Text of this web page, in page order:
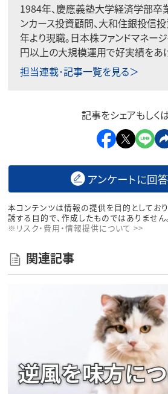
1984年、慶應義塾大学経済学部卒
ンカース投資顧問、大和住銀投信
年より現職。日本株ファンドマネー
円以上の大規模運用で好実績をあげ
担当連載･記事一覧を見る＞
記事をシェアもしく
アンケートに回
本コンテンツは情報の提供を目的としてお
誘する目的で、作成したものではありません
※リスク・費用・情報提供について >>
関連記事